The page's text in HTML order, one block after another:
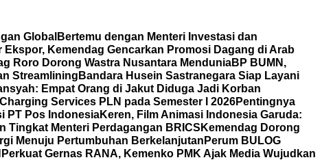
Global Bertemu dengan Menteri Investasi dan
Ekspor, Kemendag Gencarkan Promosi Dagang di Arab
Roro Dorong Wastra Nusantara MenduniaBP BUMN,
Streamlining Bandara Husein Sastranegara Siap Layani
Empat Orang di Jakut Diduga Jadi Korban
Services PLN pada Semester I 2026Pentingnya
PT Pos IndonesiaKeren, Film Animasi Indonesia Garuda:
Tingkat Menteri Perdagangan BRICS Kemendag Dorong
Menuju Pertumbuhan Berkelanjutan Perum BULOG
Perkuat Gernas RANA, Kemenko PMK Ajak Media Wujudkan